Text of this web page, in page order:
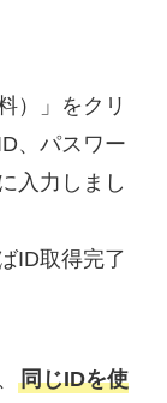
）」をクリ
、パスワー
入力しまし
ID取得完了
同じIDを使